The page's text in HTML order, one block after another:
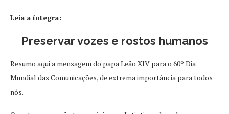
Leia a íntegra:
Preservar vozes e rostos humanos
Resumo aqui a mensagem do papa Leão XIV para o 60º Dia
Mundial das Comunicações, de extrema importância para todos
nós.